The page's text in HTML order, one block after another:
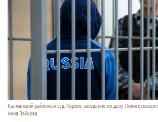
Калманский районный суд. Первое заседание по делу
Анна Зайкова